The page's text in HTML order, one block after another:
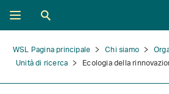
WSL Pagina principale Chi siamo
Unità di ricerca
Ecologia della